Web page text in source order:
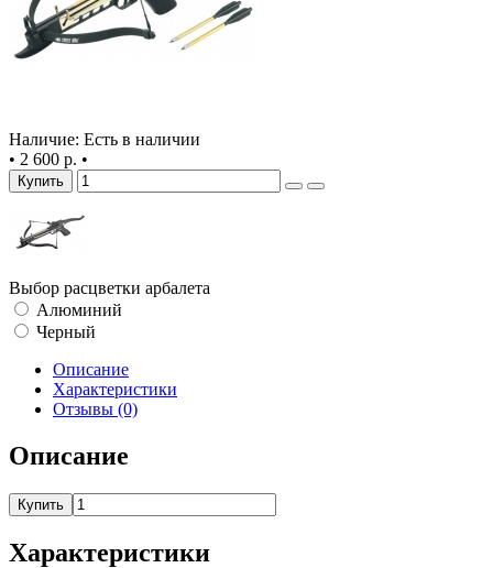
Наличие: Есть в наличии
• 2 600 р. •
Купить
Выбор расцветки арбалета
Алюминий
Черный
Описание
Характеристики
Отзывы (0)
Описание
Купить
Характеристики